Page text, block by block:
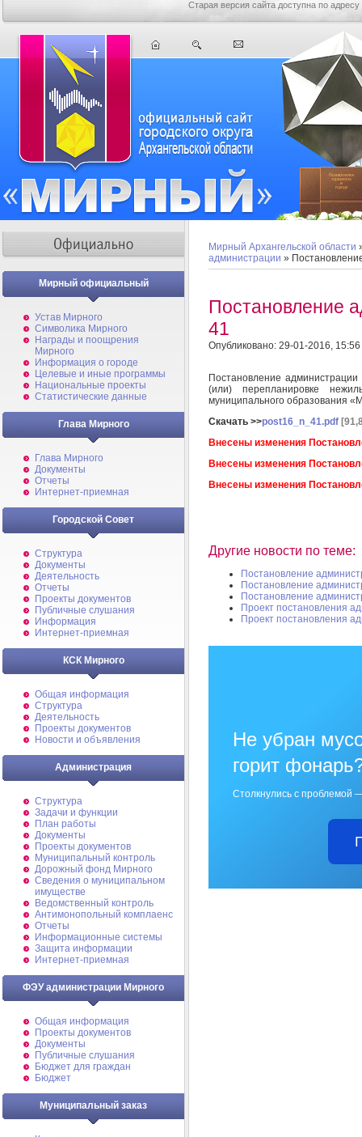
Старая версия сайта доступна по адресу
Мирный официальный
Устав Мирного
Символика Мирного
Награды и поощрения
Мирного
Информация о городе
Целевые и иные программы
Национальные проекты
Статистические данные
Глава Мирного
Глава Мирного
Документы
Отчеты
Интернет-приемная
Городской Совет
Структура
Документы
Деятельность
Отчеты
Проекты документов
Публичные слушания
Информация
Интернет-приемная
КСК Мирного
Общая информация
Структура
Деятельность
Проекты документов
Новости и объявления
Администрация
Структура
Задачи и функции
План работы
Документы
Проекты документов
Муниципальный контроль
Дорожный фонд Мирного
Cведения о муниципальном
имуществе
Ведомственный контроль
Антимонопольный комплаенс
Отчеты
Информационные системы
Защита информации
Интернет-приемная
ФЭУ администрации Мирного
Общая информация
Проекты документов
Документы
Публичные слушания
Бюджет для граждан
Бюджет
Муниципальный заказ
Мирный Архангельской области
администрации »
Постановление
41
Опубликовано: 29-01-2016, 15:56
Постановление
(или) перепланировке
муниципального образования
Скачать >>post16_n_41.pdf
Внесены изменения
Внесены изменения
Внесены изменения
Другие новости по теме:
Постановление
Постановление
Постановление
Проект постановления
Проект постановления
Не убран
горит
Столкнулись с проблемой